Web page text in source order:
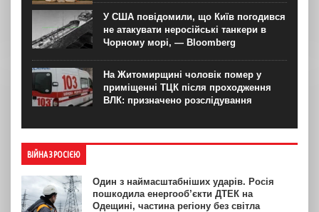
У США повідомили, що Київ погодився
не атакувати неросійські танкери в
Чорному морі, — Bloomberg
На Житомирщині чоловік помер у
приміщенні ТЦК після проходження
ВЛК: призначено розслідування
ВІЙНА З РОСІЄЮ
Один з наймасштабніших ударів. Росія
пошкодила енергооб’єкти ДТЕК на
Одещині, частина регіону без світла